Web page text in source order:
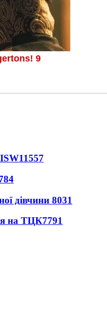
11557
дівчини 8031
на ТЦК7791